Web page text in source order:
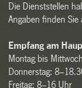
Die Dienststellen
Angaben finden
Empfang am
Montag bis
Donnerstag:
Freitag: 8–16 Uhr